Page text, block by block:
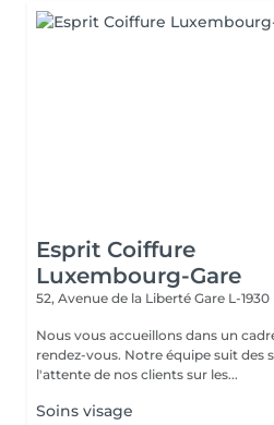
Esprit Coiffure
Luxembourg-Gare
52, Avenue de la Liberté Gare L-1930
Nous vous accueillons dans un
rendez-vous. Notre équipe suit des
l'attente de nos clients sur les...
Soins visage